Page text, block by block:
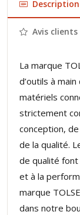
Description
Avis clients
La marque
d’outils à
matériels
strictement
conception,
de la qualité.
de qualité font
et à la
marque
dans notre